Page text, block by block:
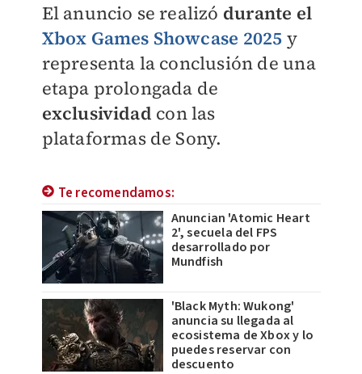
El anuncio se realizó durante el
Xbox Games Showcase 2025 y
representa la conclusión de una
etapa prolongada de
exclusividad con las
plataformas de Sony.
Te recomendamos:
Anuncian 'Atomic Heart
2', secuela del FPS
desarrollado por
Mundfish
'Black Myth: Wukong'
anuncia su llegada al
ecosistema de Xbox y lo
puedes reservar con
descuento